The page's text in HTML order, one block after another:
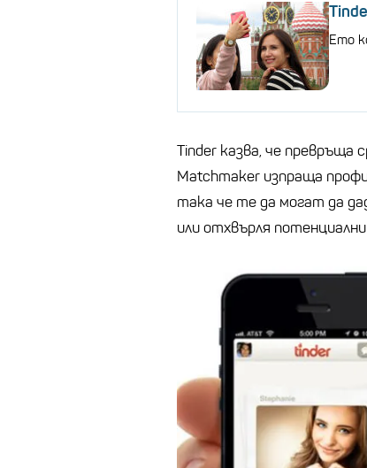
Ето
Tinder казва, че превръща
Matchmaker изпраща
така че те да могат да
или отхвърля